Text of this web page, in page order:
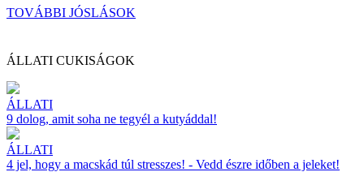
TOVÁBBI JÓSLÁSOK
ÁLLATI CUKISÁGOK
ÁLLATI
9 dolog, amit soha ne tegyél a kutyáddal!
ÁLLATI
4 jel, hogy a macskád túl stresszes! - Vedd észre időben a jeleket!